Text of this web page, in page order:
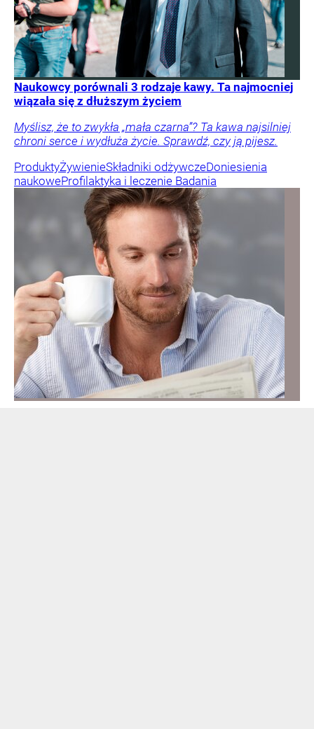
Naukowcy porównali 3 rodzaje kawy. Ta najmocniej
wiązała się z dłuższym życiem
Myślisz, że to zwykła „mała czarna”? Ta kawa najsilniej
chroni serce i wydłuża życie. Sprawdź, czy ją pijesz.
ProduktyŻywienieSkładniki odżywczeDoniesienia
naukoweProfilaktyka i leczenie Badania